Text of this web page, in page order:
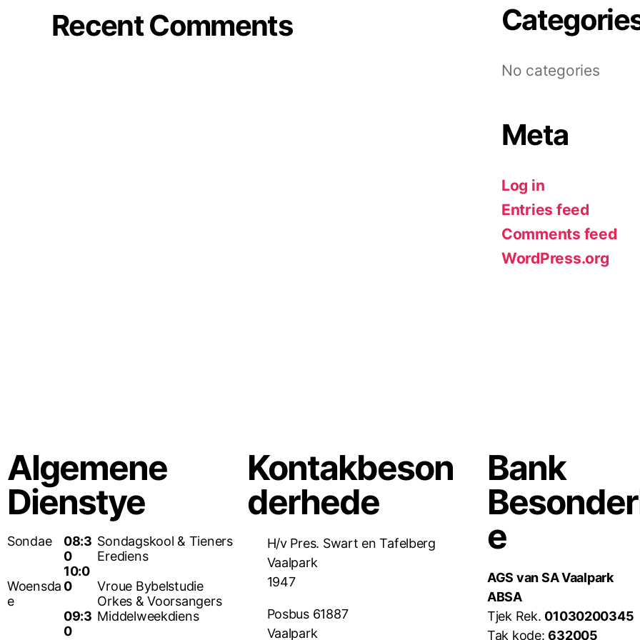
Recent Comments
No categories
Meta
Log in
Entries feed
Comments feed
WordPress.org
Algemene
Dienstye
Sondae
Woensda
e
08:3
0
10:0
0
09:3
0
Sondagskool & Tieners
Erediens
Vroue Bybelstudie
Orkes & Voorsangers
Middelweekdiens
Kontakbeson
derhede
H/v Pres. Swart en Tafelberg
Vaalpark
1947
Posbus 61887
Vaalpark
Bank
e
AGS van SA Vaalpark
ABSA
Tjek Rek. 01030200345
Tak kode:632005